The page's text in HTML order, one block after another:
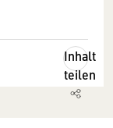
Inhalt
teilen